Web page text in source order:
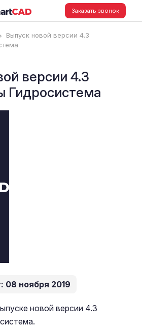
Заказать звонок
Выпуск новой версии 4.3
версии 4.3
Гидр​осистема
08 ноября 2019
новой версии 4.3